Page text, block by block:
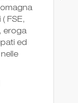
FSE,
eroga
ed